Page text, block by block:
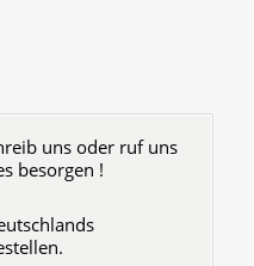
uns oder ruf uns
besorgen !